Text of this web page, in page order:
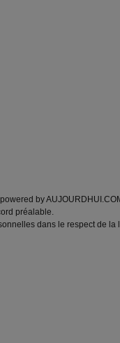
by
préalable.
dans le respect de